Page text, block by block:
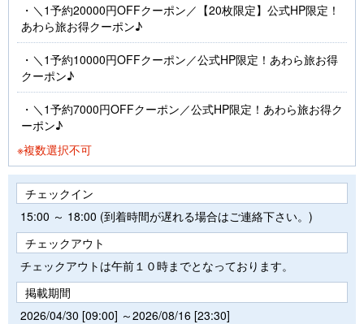
＼1予約20000円OFFクーポン／【20枚限定】公式HP限定！
あわら旅お得クーポン♪
＼1予約10000円OFFクーポン／公式HP限定！あわら旅お得
クーポン♪
＼1予約7000円OFFクーポン／公式HP限定！あわら旅お得ク
ーポン♪
※複数選択不可
チェックイン
15:00 ～ 18:00 (到着時間が遅れる場合はご連絡下さい。)
チェックアウト
チェックアウトは午前１０時までとなっております。
掲載期間
2026/04/30 [09:00] ～2026/08/16 [23:30]